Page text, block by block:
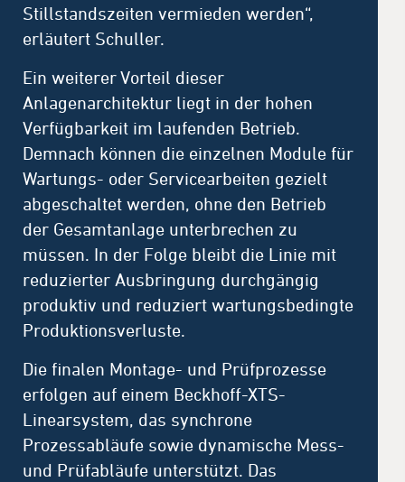
Stillstandszeiten vermieden werden“,
erläutert Schuller.
Ein weiterer Vorteil dieser
Anlagenarchitektur liegt in der hohen
Verfügbarkeit im laufenden Betrieb.
Demnach können die einzelnen Module für
Wartungs- oder Servicearbeiten gezielt
abgeschaltet werden, ohne den Betrieb
der Gesamtanlage unterbrechen zu
müssen. In der Folge bleibt die Linie mit
reduzierter Ausbringung durchgängig
produktiv und reduziert wartungsbedingte
Produktionsverluste.
Die finalen Montage- und Prüfprozesse
erfolgen auf einem Beckhoff-XTS-
Linearsystem, das synchrone
Prozessabläufe sowie dynamische Mess-
und Prüfabläufe unterstützt. Das